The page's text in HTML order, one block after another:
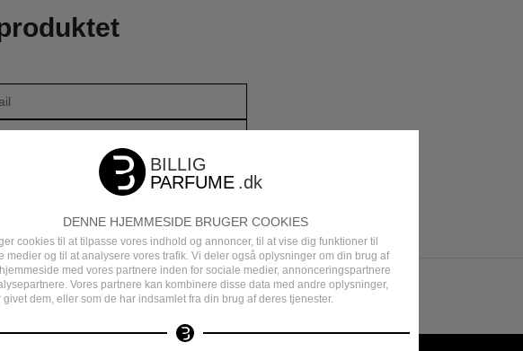
DENNE HJEMMESIDE BRUGER COOKIES
cookies til at tilpasse vores indhold og annoncer, til at vise dig funktioner til
medier og til at analysere vores trafik. Vi deler også oplysninger om din brug af
med vores partnere inden for sociale medier, annonceringspartnere
Vores partnere kan kombinere disse data med andre oplysninger,
givet dem, eller som de har indsamlet fra din brug af deres tjenester.